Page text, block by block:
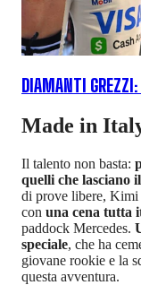
DIAMANTI GREZZI:
Made in
Il talento non basta:
quelli che lasciano
di prove libere, Kimi
con una cena tutta
paddock Mercedes.
speciale, che ha
giovane rookie e la
questa avventura.